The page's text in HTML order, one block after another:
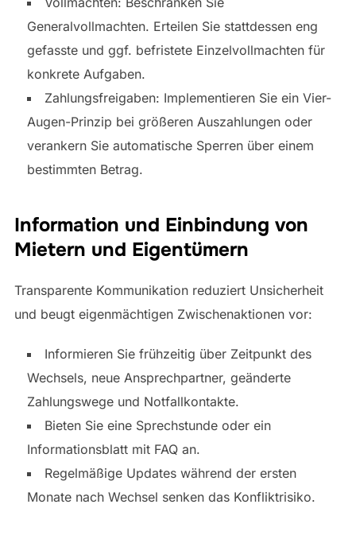
Generalvollmachten. Erteilen Sie stattdessen eng
gefasste und ggf. befristete Einzelvollmachten für
konkrete Aufgaben.
Zahlungsfreigaben: Implementieren Sie ein Vier-
Augen-Prinzip bei größeren Auszahlungen oder
verankern Sie automatische Sperren über einem
bestimmten Betrag.
Information und Einbindung von
Mietern und Eigentümern
Transparente Kommunikation reduziert Unsicherheit
und beugt eigenmächtigen Zwischenaktionen vor:
Informieren Sie frühzeitig über Zeitpunkt des
Wechsels, neue Ansprechpartner, geänderte
Zahlungswege und Notfallkontakte.
Bieten Sie eine Sprechstunde oder ein
Informationsblatt mit FAQ an.
Regelmäßige Updates während der ersten
Monate nach Wechsel senken das Konfliktrisiko.